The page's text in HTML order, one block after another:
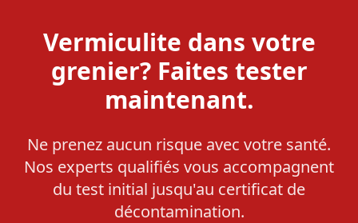
Vermiculite dans votre
grenier? Faites tester
maintenant.
Ne prenez aucun risque avec votre santé.
Nos experts qualifiés vous accompagnent
du test initial jusqu'au certificat de
décontamination.